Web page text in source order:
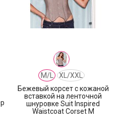
M/L
XL/XXL
Бежевый корсет с кожаной
вставкой на ленточной
шнуровке Suit Inspired
Waistcoat Corset M